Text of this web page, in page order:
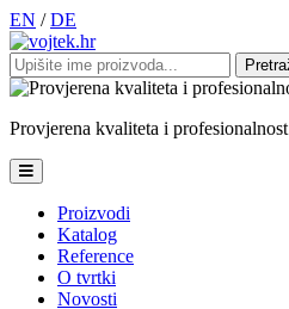
EN / DE
Pretraži:
Provjerena kvaliteta i profesionalnost
Proizvodi
Katalog
Reference
O tvrtki
Novosti